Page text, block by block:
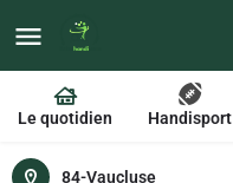
Le quotidien Handisport
84-Vaucluse